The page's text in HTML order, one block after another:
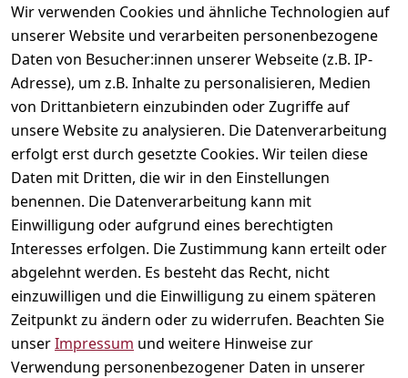
** markierte Felder sind erforderlich
Wir verwenden Cookies und ähnliche Technologien auf
unserer Website und verarbeiten personenbezogene
Daten von Besucher:innen unserer Webseite (z.B. IP-
Adresse), um z.B. Inhalte zu personalisieren, Medien
von Drittanbietern einzubinden oder Zugriffe auf
unsere Website zu analysieren. Die Datenverarbeitung
erfolgt erst durch gesetzte Cookies. Wir teilen diese
Daten mit Dritten, die wir in den Einstellungen
benennen. Die Datenverarbeitung kann mit
Einwilligung oder aufgrund eines berechtigten
Interesses erfolgen. Die Zustimmung kann erteilt oder
abgelehnt werden. Es besteht das Recht, nicht
einzuwilligen und die Einwilligung zu einem späteren
Zeitpunkt zu ändern oder zu widerrufen. Beachten Sie
unserImpressum und weitere Hinweise zur
Verwendung personenbezogener Daten in unserer
Rechtliches
Impressum
Datenschutzerklär
ung
Widerrufsrecht
Versand &
Zahlung
Kontakt
Vertrag
Kontakt
Telefonische
Unterstützung
und Beratung
unter:
040 180
678 99
Mo-Fr: 10:00 -
16:00 Uhr
Schnackenburga
llee 120
22525 Hamburg
Social
Instagram